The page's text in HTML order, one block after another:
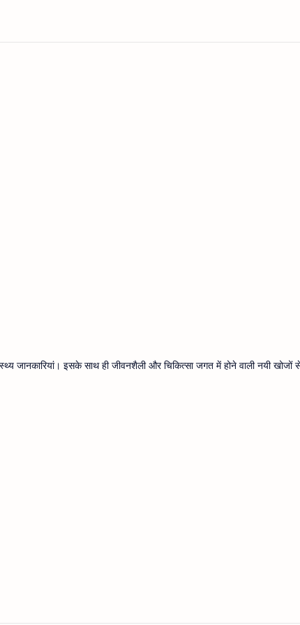
जानकारियां। इसके साथ ही जीवनशैली और चिकित्सा जगत में होने वाली नयी